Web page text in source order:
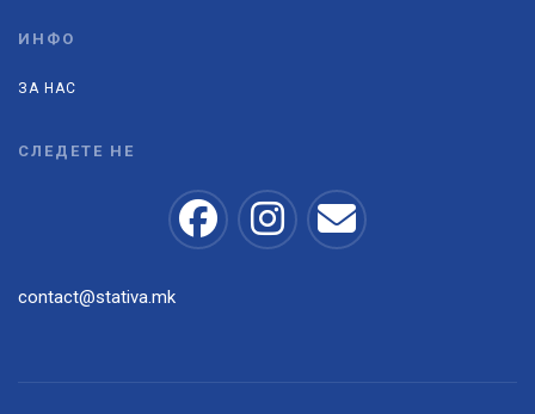
ИНФО
ЗА НАС
СЛЕДЕТЕ НЕ
contact@stativa.mk